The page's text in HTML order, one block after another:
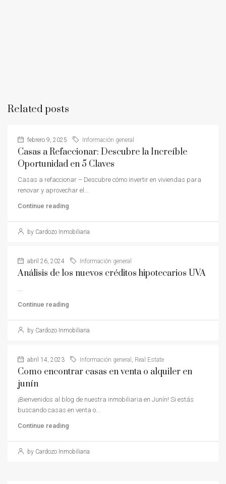
Related posts
febrero 9, 2025 Información general
Casas a Refaccionar: Descubre la Increíble
Oportunidad en 5 Claves
Casas a refaccionar – Descubre cómo invertir en viviendas para
renovar y aprovechar el...
Continue reading
by Cardozo Inmobiliaria
abril 26, 2024 Información general
Análisis de los nuevos créditos hipotecarios UVA
...
Continue reading
by Cardozo Inmobiliaria
abril 14, 2023 Información general , Real Estate
Como encontrar casas en venta o alquiler en
junín
¡Bienvenidos al blog de nuestra inmobiliaria en Junín! Si estás
buscando casas en venta o...
Continue reading
by Cardozo Inmobiliaria